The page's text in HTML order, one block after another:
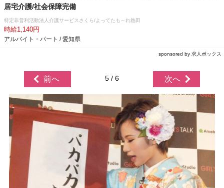
居宅介護/社会保障完備
特定非営利活動法人介護サービスさくら/よってたも～れ熱田
時給1,140円
アルバイト・パート / 愛知県
sponsored by 求人ボックス
前へ 5 / 6 次へ